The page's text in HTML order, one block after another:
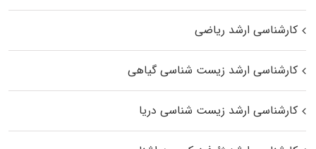
کارشناسی ارشد ریاضی
کارشناسی ارشد زیست‌ شناسی گیاهی
کارشناسی ارشد زیست‌ شناسی دریا